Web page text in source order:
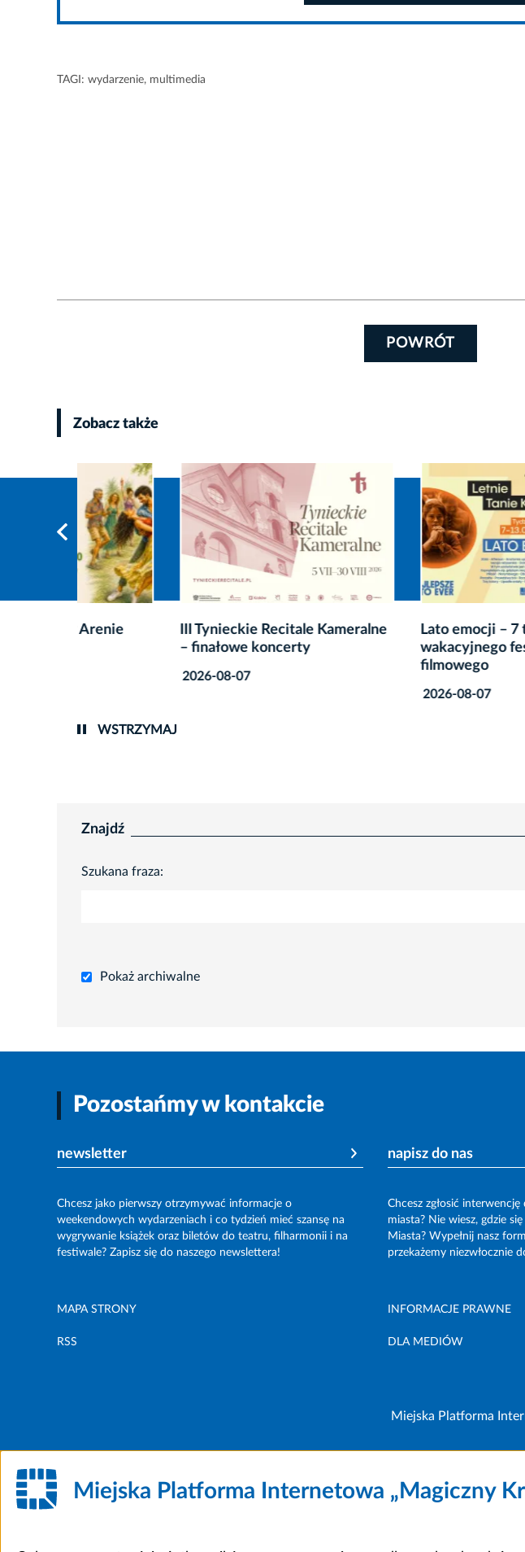
TAGI: wydarzenie, multimedia
POWRÓT
Zobacz także
III Tynieckie Recitale Kameralne
– finałowe koncerty
Lato emocji – 7 tydzień 20.
wakacyjnego festiwaly
WSTRZYMAJ
Znajdź
Szukana fraza:
Pokaż archiwalne
Pozostańmy w kontakcie
newsletter
Chcesz jako pierwszy otrzymywać informacje o
weekendowych wydarzeniach i co tydzień mieć szansę na
wygrywanie książek oraz biletów do teatru, filharmonii i na
festiwale? Zapisz się do naszego newslettera!
napisz do nas
Chcesz zgłosić
miasta? Nie wiesz, gdzie
Miasta? Wypełnij nasz
przekażemy niezwłocznie
MAPA STRONY INFORMACJE PRAWNE
RSS DLA MEDIÓW
Miejska Platforma
Miejska Platforma Internetowa „Magiczny